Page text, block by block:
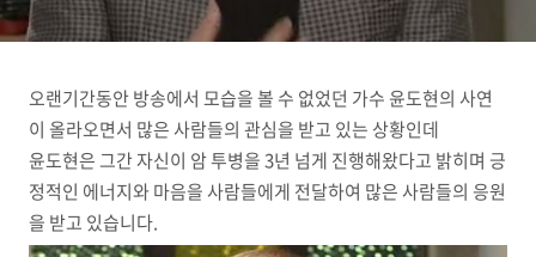
오랜기간동안 방송에서 모습을 볼 수 없었던 가수 윤도현의 사연
이 올라오면서 많은 사람들의 관심을 받고 있는 상황인데
윤도현은 그간 자신이 암 투병을 3년 넘게 진행해왔다고 밝히며 긍
정적인 에너지와 마음을 사람들에게 전달하여 많은 사람들의 응원
을 받고 있습니다.